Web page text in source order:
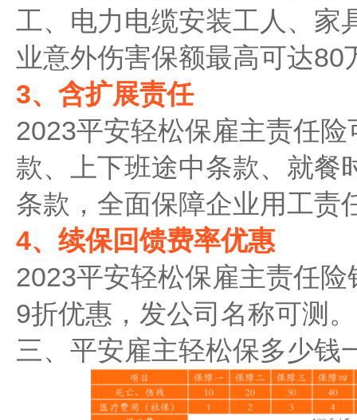
工、电力电缆安装工人、家
业意外伤害保额最高可达80
3、含扩展责任
2023平安轻松保雇主责任
款、上下班途中条款、就餐
条款，全面保障企业用工责
4、续保回馈费率优惠
2023平安轻松保雇主责任
9折优惠，发公司名称可测。
三、平安雇主轻松保多少钱